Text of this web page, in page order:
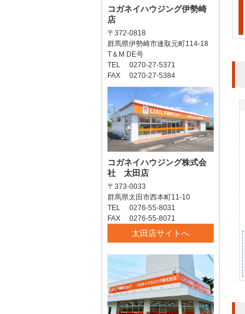
コガネイハウジング伊勢崎
店
〒372-0818
群馬県伊勢崎市連取元町114-18
T＆M DE号
TEL 0270-27-5371
FAX 0270-27-5384
コガネイハウジング株式会
社 太田店
〒373-0033
群馬県太田市西本町11-10
TEL 0276-55-8031
FAX 0276-55-8071
太田店サイトへ